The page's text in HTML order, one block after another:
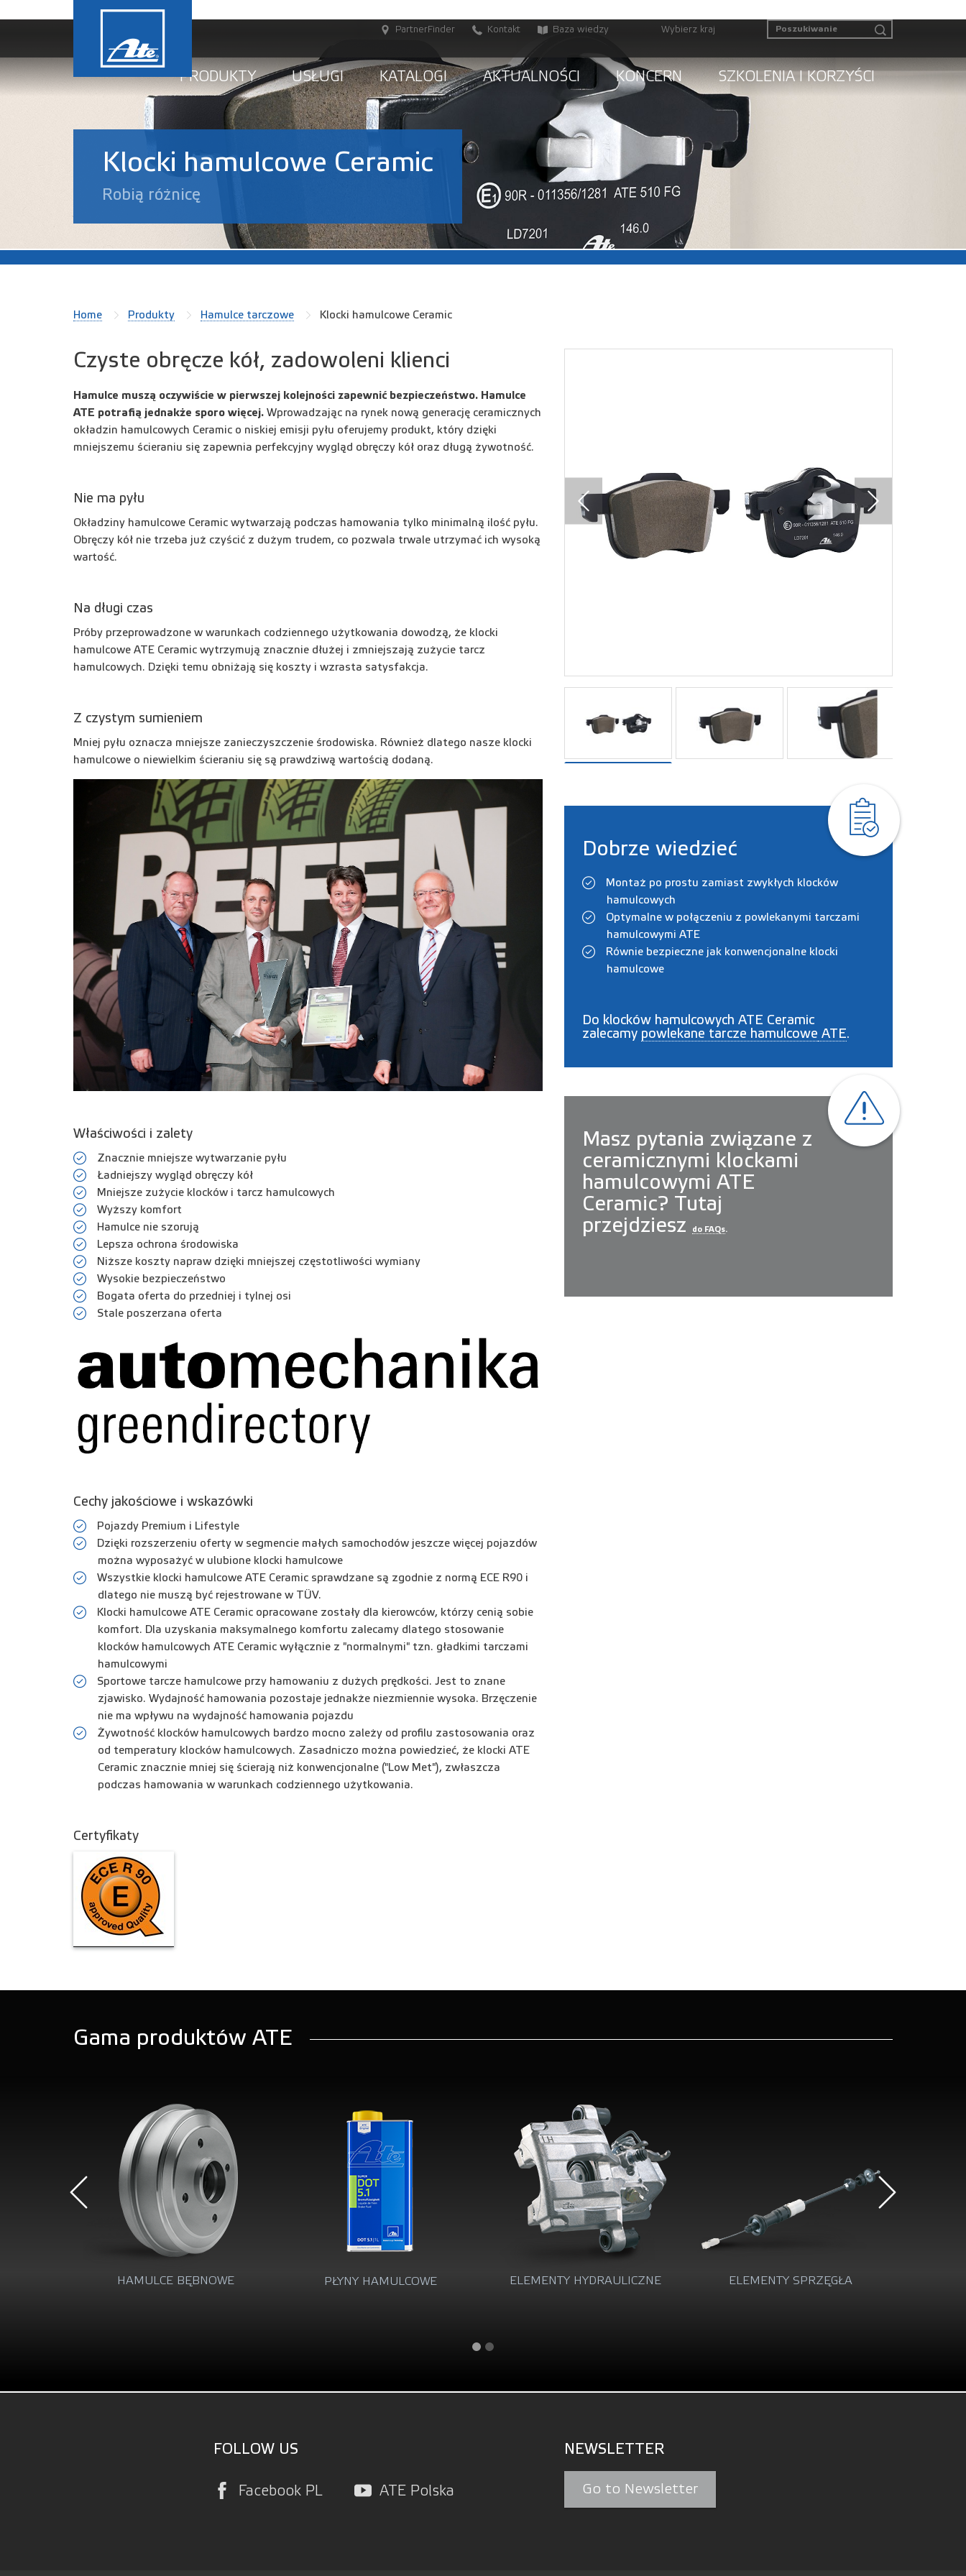
PartnerFinder Kontakt Baza wiedzy Wybierz kraj
PRODUKTY USŁUGI KATALOGI AKTUALNOŚCI KONCERN SZKOLENIA I KORZYŚCI
Klocki hamulcowe Ceramic
Robią różnicę
Home Produkty Hamulce tarczowe Klocki hamulcowe Ceramic
Czyste obręcze kół, zadowoleni klienci
Hamulce muszą oczywiście w pierwszej kolejności zapewnić bezpieczeństwo. Hamulce
ATE potrafią jednakże sporo więcej. Wprowadzając na rynek nową generację ceramicznych
okładzin hamulcowych Ceramic o niskiej emisji pyłu oferujemy produkt, który dzięki
mniejszemu ścieraniu się zapewnia perfekcyjny wygląd obręczy kół oraz długą żywotność.
Nie ma pyłu
Okładziny hamulcowe Ceramic wytwarzają podczas hamowania tylko minimalną ilość pyłu.
Obręczy kół nie trzeba już czyścić z dużym trudem, co pozwala trwale utrzymać ich wysoką
wartość.
Na długi czas
Próby przeprowadzone w warunkach codziennego użytkowania dowodzą, że klocki
hamulcowe ATE Ceramic wytrzymują znacznie dłużej i zmniejszają zużycie tarcz
hamulcowych. Dzięki temu obniżają się koszty i wzrasta satysfakcja.
Z czystym sumieniem
Mniej pyłu oznacza mniejsze zanieczyszczenie środowiska. Również dlatego nasze klocki
hamulcowe o niewielkim ścieraniu się są prawdziwą wartością dodaną.
Właściwości i zalety
Znacznie mniejsze wytwarzanie pyłu
Ładniejszy wygląd obręczy kół
Mniejsze zużycie klocków i tarcz hamulcowych
Wyższy komfort
Hamulce nie szorują
Lepsza ochrona środowiska
Niższe koszty napraw dzięki mniejszej częstotliwości wymiany
Wysokie bezpieczeństwo
Bogata oferta do przedniej i tylnej osi
Stale poszerzana oferta
Cechy jakościowe i wskazówki
Pojazdy Premium i Lifestyle
Dzięki rozszerzeniu oferty w segmencie małych samochodów jeszcze więcej pojazdów
można wyposażyć w ulubione klocki hamulcowe
Wszystkie klocki hamulcowe ATE Ceramic sprawdzane są zgodnie z normą ECE R90 i
dlatego nie muszą być rejestrowane w TÜV.
Klocki hamulcowe ATE Ceramic opracowane zostały dla kierowców, którzy cenią sobie
komfort. Dla uzyskania maksymalnego komfortu zalecamy dlatego stosowanie
klocków hamulcowych ATE Ceramic wyłącznie z "normalnymi" tzn. gładkimi tarczami
hamulcowymi
Sportowe tarcze hamulcowe przy hamowaniu z dużych prędkości. Jest to znane
zjawisko. Wydajność hamowania pozostaje jednakże niezmiennie wysoka. Brzęczenie
nie ma wpływu na wydajność hamowania pojazdu
Żywotność klocków hamulcowych bardzo mocno zależy od profilu zastosowania oraz
od temperatury klocków hamulcowych. Zasadniczo można powiedzieć, że klocki ATE
Ceramic znacznie mniej się ścierają niż konwencjonalne ("Low Met"), zwłaszcza
podczas hamowania w warunkach codziennego użytkowania.
Certyfikaty
Dobrze wiedzieć
Montaż po prostu zamiast zwykłych klocków
hamulcowych
Optymalne w połączeniu z powlekanymi tarczami
hamulcowymi ATE
Równie bezpieczne jak konwencjonalne klocki
hamulcowe
Do klocków hamulcowych ATE Ceramic
zalecamy powlekane tarcze hamulcowe ATE.
Masz pytania związane z
ceramicznymi klockami
hamulcowymi ATE
Ceramic? Tutaj
przejdziesz
do FAQs.
Gama produktów ATE
PŁYNY HAMULCOWE ELEMENTY HYDRAULICZNE ELEMENTY SPRZĘGŁA
CZUJNIKI PRĘDKOŚCI OBROTOWEJ
FOLLOW US
Facebook PL ATE Polska
NEWSLETTER
Go to Newsletter